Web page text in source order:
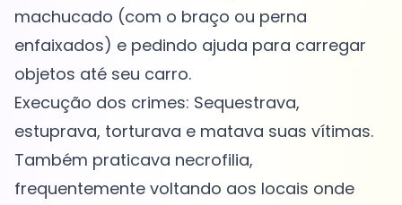
machucado (com o braço ou perna
enfaixados) e pedindo ajuda para carregar
objetos até seu carro.
Execução dos crimes: Sequestrava,
estuprava, torturava e matava suas vítimas.
Também praticava necrofilia,
frequentemente voltando aos locais onde